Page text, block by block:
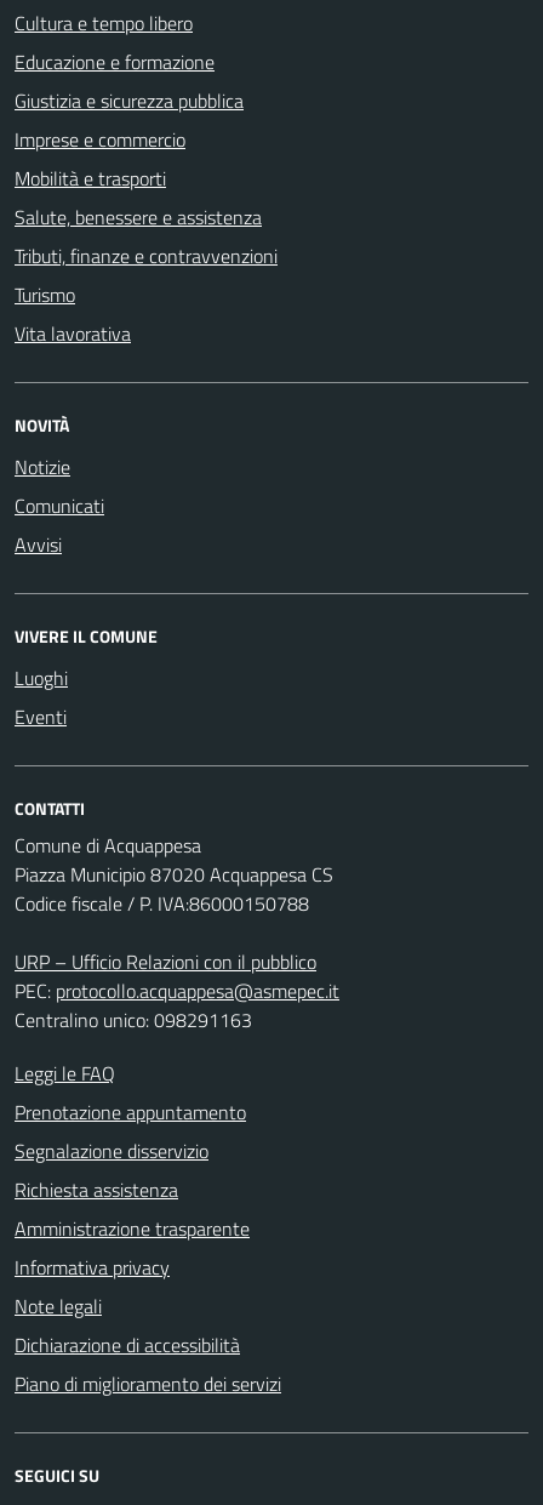
Cultura e tempo libero
Educazione e formazione
Giustizia e sicurezza pubblica
Imprese e commercio
Mobilità e trasporti
Salute, benessere e assistenza
Tributi, finanze e contravvenzioni
Turismo
Vita lavorativa
NOVITÀ
Notizie
Comunicati
Avvisi
VIVERE IL COMUNE
Luoghi
Eventi
CONTATTI
Comune di Acquappesa
Piazza Municipio 87020 Acquappesa CS
Codice fiscale / P. IVA:86000150788
URP – Ufficio Relazioni con il pubblico
PEC: protocollo.acquappesa@asmepec.it
Centralino unico: 098291163
Leggi le FAQ
Prenotazione appuntamento
Segnalazione disservizio
Richiesta assistenza
Amministrazione trasparente
Informativa privacy
Note legali
Dichiarazione di accessibilità
Piano di miglioramento dei servizi
SEGUICI SU